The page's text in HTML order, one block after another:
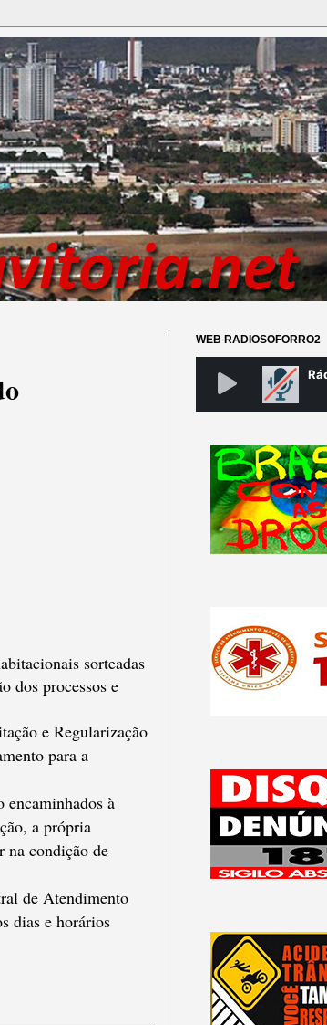
sorteadas
dos processos e
e Regularização
para a
encaminhados à
a própria
na condição de
de Atendimento
dias e horários
WEB RADIOSOFORRO2